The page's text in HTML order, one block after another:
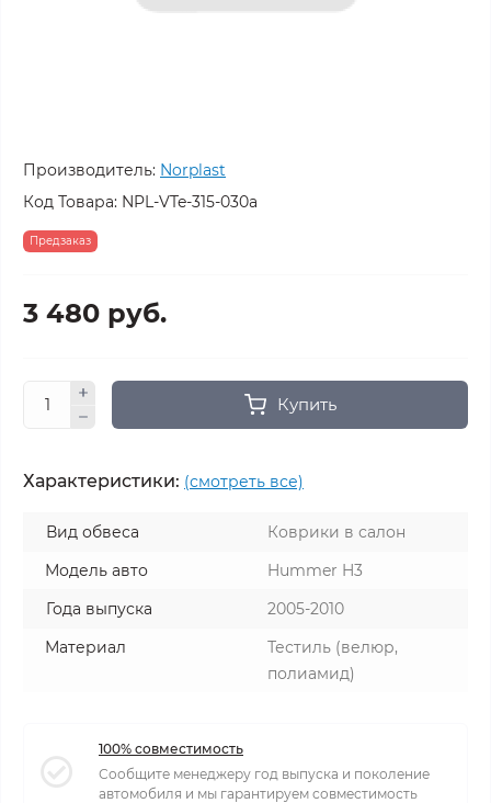
Производитель: Norplast
Код Товара: NPL-VTe-315-030a
Предзаказ
3 480 руб.
Купить
Характеристики: (смотреть все)
Вид обвеса
Коврики в салон
Модель авто
Hummer H3
Года выпуска
2005-2010
Материал
Тестиль (велюр,
полиамид)
100% совместимость
Сообщите менеджеру год выпуска и поколение
автомобиля и мы гарантируем совместимость